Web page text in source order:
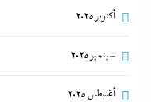
أكتوبر 2025
سبتمبر 2025
أغسطس 2025